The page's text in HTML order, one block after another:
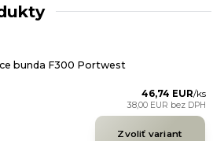
bunda F300 Portwest
46,74 EUR/ks
38,00 EUR bez DPH
Zvoliť variant